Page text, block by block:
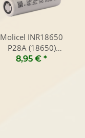
Molicel INR18650
P28A (18650)
2800mAh / 35A
8,95 € *